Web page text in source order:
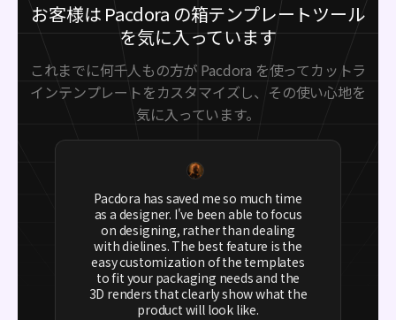
お客様は Pacdora の箱テンプレートツール
を気に入っています
これまでに何千人もの方が Pacdora を使ってカットラ
インテンプレートをカスタマイズし、その使い心地を
気に入っています。
Pacdora has saved me so much time
as a designer. I've been able to focus
on designing, rather than dealing
with dielines. The best feature is the
easy customization of the templates
to fit your packaging needs and the
3D renders that clearly show what the
product will look like.